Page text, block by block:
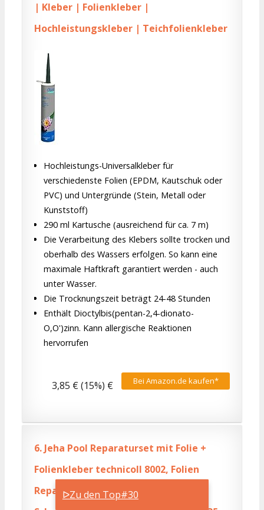
ᐅZu den Top#30
| Kleber | Folienkleber |
Hochleistungskleber | Teichfolienkleber
Hochleistungs-Universalkleber für
verschiedenste Folien (EPDM, Kautschuk oder
PVC) und Untergründe (Stein, Metall oder
Kunststoff)
290 ml Kartusche (ausreichend für ca. 7 m)
Die Verarbeitung des Klebers sollte trocken und
oberhalb des Wassers erfolgen. So kann eine
maximale Haftkraft garantiert werden - auch
unter Wasser.
Die Trocknungszeit beträgt 24-48 Stunden
Enthält Dioctylbis(pentan-2,4-dionato-
O,O')zinn. Kann allergische Reaktionen
hervorrufen
Bei Amazon.de kaufen*
3,85 € (15%) €
6. Jeha Pool Reparaturset mit Folie +
Folienkleber technicoll 8002, Folien
Reparaturset Poolflicken + Kleber